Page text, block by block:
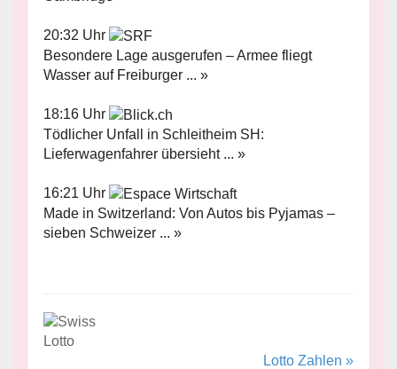
20:32 Uhr
Besondere Lage ausgerufen – Armee fliegt
Wasser auf Freiburger ... »
18:16 Uhr
Tödlicher Unfall in Schleitheim SH:
Lieferwagenfahrer übersieht ... »
16:21 Uhr
Made in Switzerland: Von Autos bis Pyjamas –
sieben Schweizer ... »
Lotto Zahlen »